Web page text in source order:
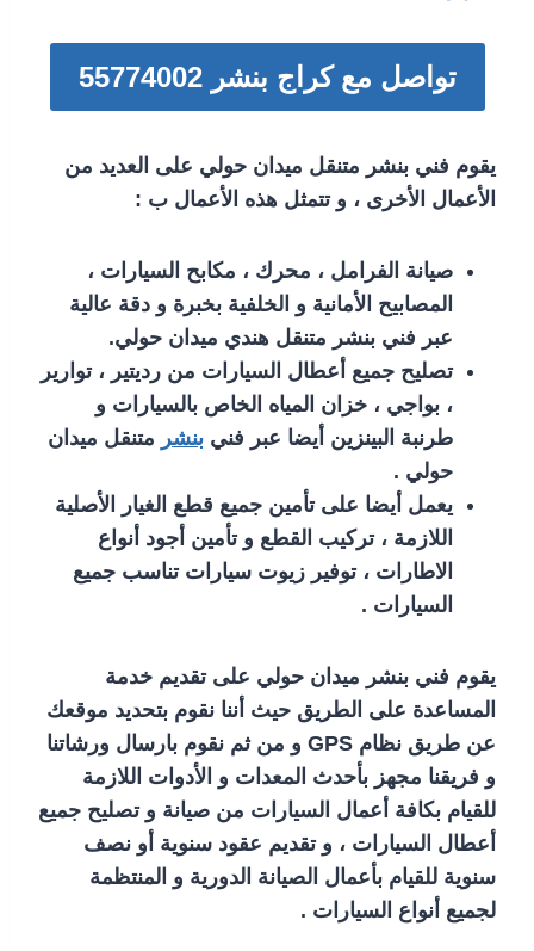
تواصل مع كراج بنشر 55774002‬
يقوم فني بنشر متنقل ميدان حولي على العديد من
الأعمال الأخرى ، و تتمثل هذه الأعمال ب :
صيانة الفرامل ، محرك ، مكابح السيارات ،
المصابيح الأمانية و الخلفية بخبرة و دقة عالية
عبر فني بنشر متنقل هندي ميدان حولي.
تصليح جميع أعطال السيارات من رديتير ، توارير
، بواجي ، خزان المياه الخاص بالسيارات و
طرنبة البينزين أيضا عبر فني بنشر متنقل ميدان
حولي .
يعمل أيضا على تأمين جميع قطع الغيار الأصلية
اللازمة ، تركيب القطع و تأمين أجود أنواع
الاطارات ، توفير زيوت سيارات تناسب جميع
السيارات .
يقوم فني بنشر ميدان حولي على تقديم خدمة
المساعدة على الطريق حيث أننا نقوم بتحديد موقعك
عن طريق نظام GPS و من ثم نقوم بارسال ورشاتنا
و فريقنا مجهز بأحدث المعدات و الأدوات اللازمة
للقيام بكافة أعمال السيارات من صيانة و تصليح جميع
أعطال السيارات ، و تقديم عقود سنوية أو نصف
سنوية للقيام بأعمال الصيانة الدورية و المنتظمة
لجميع أنواع السيارات .